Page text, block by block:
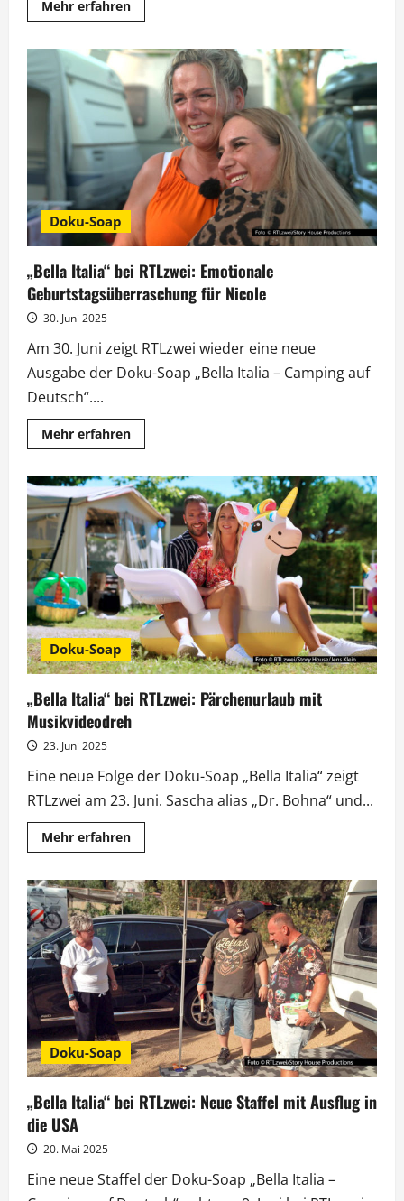
Mehr erfahrenMehr
Informationen
ärgere
nicht“-
Meisterschaft
bei
RTLzwei
Doku-Soap
„Bella Italia“ bei RTLzwei: Emotionale
Geburtstagsüberraschung für Nicole
30. Juni 2025
Am 30. Juni zeigt RTLzwei wieder eine neue
Ausgabe der Doku-Soap „Bella Italia – Camping auf
Deutsch“....
Mehr erfahrenMehr
Informationen
Italia“
bei
RTLzwei:
Emotionale
Geburtstagsüberraschung
für
Nicole
Doku-Soap
„Bella Italia“ bei RTLzwei: Pärchenurlaub mit
Musikvideodreh
23. Juni 2025
Eine neue Folge der Doku-Soap „Bella Italia“ zeigt
RTLzwei am 23. Juni. Sascha alias „Dr. Bohna“ und...
Mehr erfahrenMehr
Informationen
Italia“
bei
RTLzwei:
Pärchenurlaub
mit
Musikvideodreh
Doku-Soap
„Bella Italia“ bei RTLzwei: Neue Staffel mit Ausflug in
die USA
20. Mai 2025
Eine neue Staffel der Doku-Soap „Bella Italia –